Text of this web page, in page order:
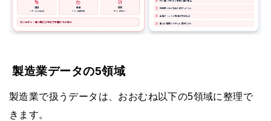
製造業データの5領域
製造業で扱うデータは、おおむね以下の5領域に整理で
きます。